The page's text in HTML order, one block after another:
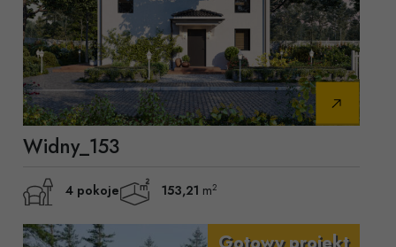
Widny_153
4 pokoje 153,21 m2